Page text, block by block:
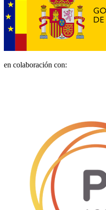
en colaboración con: